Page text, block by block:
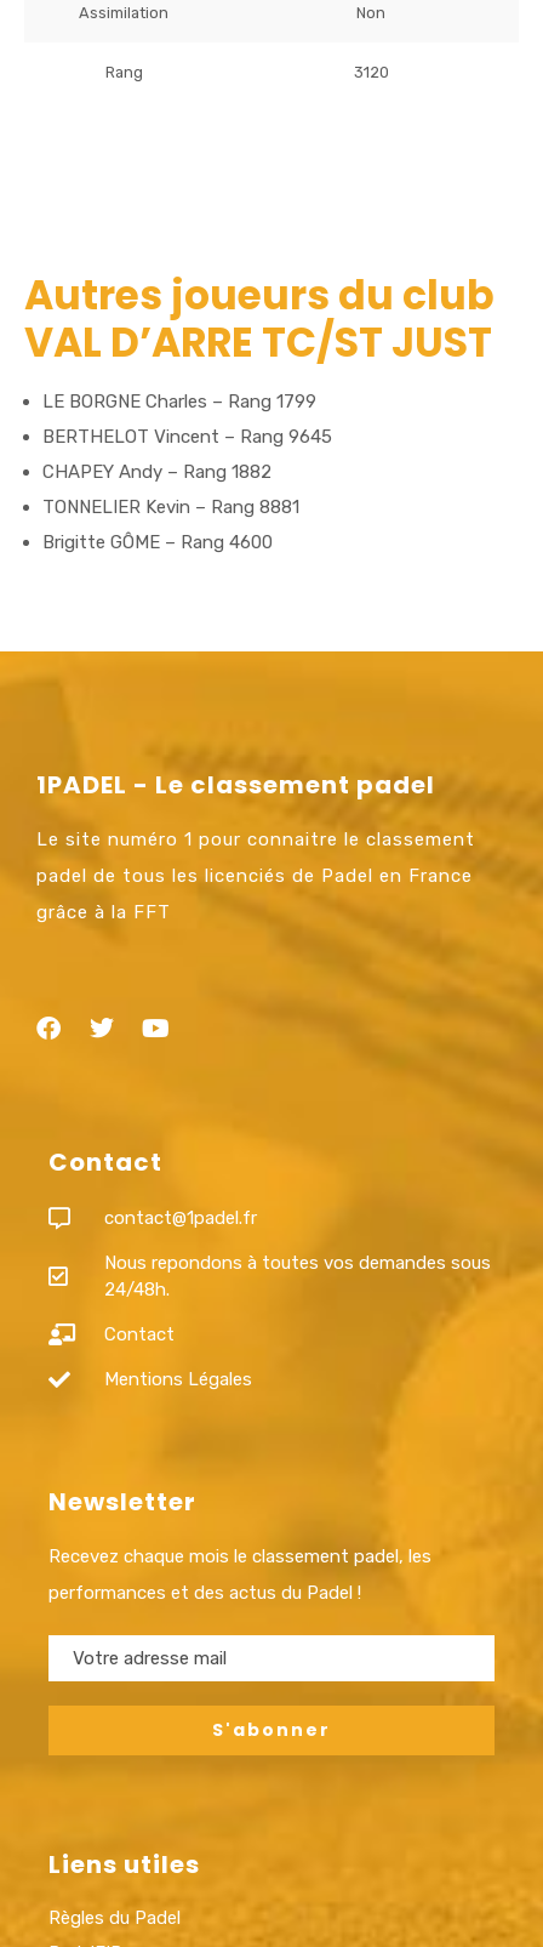
Assimilation Non
Rang 3120
Autres joueurs du club
VAL D’ARRE TC/ST JUST
LE BORGNE Charles – Rang 1799
BERTHELOT Vincent – Rang 9645
CHAPEY Andy – Rang 1882
TONNELIER Kevin – Rang 8881
Brigitte GÔME – Rang 4600
1PADEL - Le classement padel
Le site numéro 1 pour connaitre le classement
padel de tous les licenciés de Padel en France
grâce à la FFT
Contact
contact@1padel.fr
Nous repondons à toutes vos demandes sous
24/48h.
Contact
Mentions Légales
Newsletter
Recevez chaque mois le classement padel, les
performances et des actus du Padel !
Liens utiles
Règles du Padel